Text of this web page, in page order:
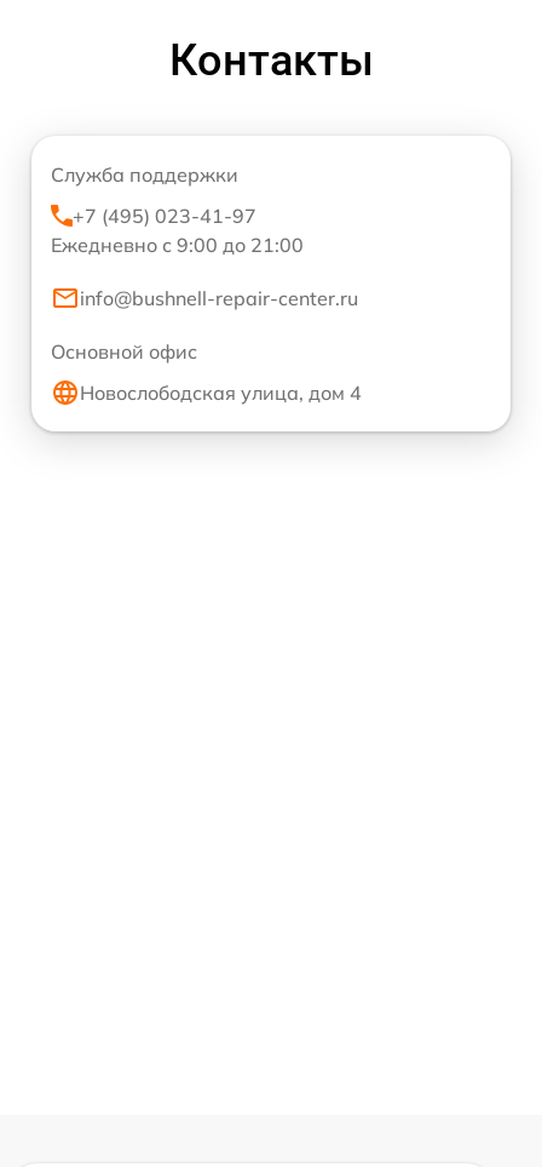
Контакты
Служба поддержки
+7 (495) 023-41-97
Ежедневно с 9:00 до 21:00
info@bushnell-repair-center.ru
Основной офис
Новослободская улица, дом 4